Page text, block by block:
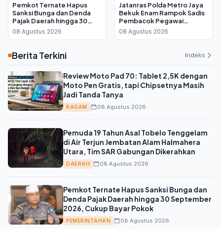
Pemkot Ternate Hapus
Sanksi Bunga dan Denda
Pajak Daerah hingga 30
September 2026, Cukup
Bayar Pokok
08 Agustus 2026
Jatanras Polda Metro Jaya
Bekuk Enam Rampok Sadis
Pembacok Pegawai
Koperasi di Cibitung
08 Agustus 2026
Berita Terkini Indeks
Review Moto Pad 70: Tablet 2,5K dengan
Moto Pen Gratis, tapi Chipsetnya Masih
Jadi Tanda Tanya
RAGAM 08 Agustus 2026
Pemuda 19 Tahun Asal Tobelo Tenggelam
di Air Terjun Jembatan Alam Halmahera
Utara, Tim SAR Gabungan Dikerahkan
DAERAH 08 Agustus 2026
Pemkot Ternate Hapus Sanksi Bunga dan
Denda Pajak Daerah hingga 30 September
2026, Cukup Bayar Pokok
PEMERINTAHAN 08 Agustus 2026